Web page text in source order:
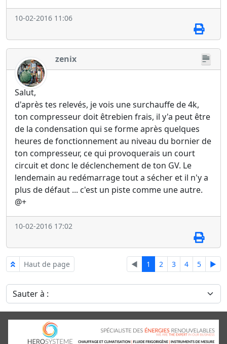
10-02-2016 11:06
zenix
Salut,
d'après tes relevés, je vois une surchauffe de 4k,
ton compresseur doit êtrebien frais, il y'a peut être
de la condensation qui se forme après quelques
heures de fonctionnement au niveau du bornier de
ton compresseur, ce qui provoquerais un court
circuit et donc le déclenchement de ton GV. Le
lendemain au redémarrage tout a sécher et il n'y a
plus de défaut ... c'est un piste comme une autre.
@+
10-02-2016 17:02
Haut de page ◄ 1 2 3 4 5 ►
Sauter à :